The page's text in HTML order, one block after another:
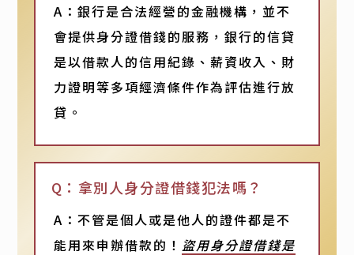
A：銀行是合法經營的金融機構，並不
會提供身分證借錢的服務，銀行的信貸
是以借款人的信用紀錄、薪資收入、財
力證明等多項經濟條件作為評估進行放
貸。
Q：拿別人身分證借錢犯法嗎？
A：不管是個人或是他人的證件都是不
能用來申辦借款的！ 盜用身分證借錢是